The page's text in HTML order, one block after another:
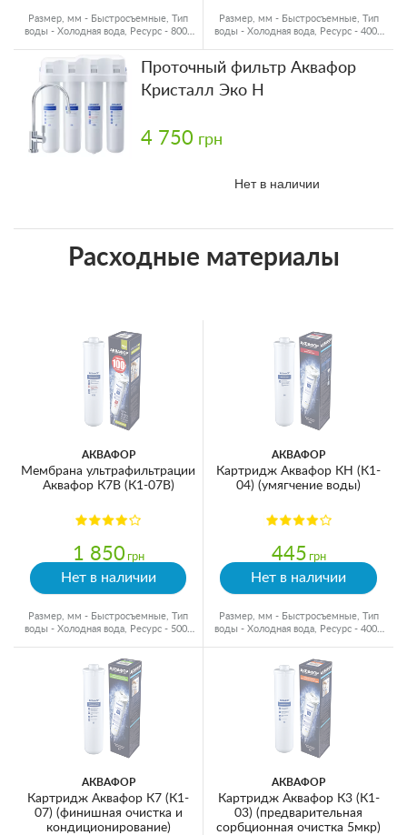
Размер, мм - Быстросъемные, Тип
воды - Холодная вода, Ресурс - 8000
Размер, мм - Быстросъемные, Тип
воды - Холодная вода, Ресурс - 4000
Проточный фильтр Аквафор
Кристалл Эко Н
4 750 грн
Нет в наличии
Расходные материалы
АКВАФОР
Мембрана ультрафильтрации
Аквафор К7В (К1-07В)
1 850 грн
Нет в наличии
Размер, мм - Быстросъемные, Тип
воды - Холодная вода, Ресурс - 5000
АКВАФОР
Картридж Аквафор КН (К1-
04) (умягчение воды)
445 грн
Нет в наличии
Размер, мм - Быстросъемные, Тип
воды - Холодная вода, Ресурс - 4000
АКВАФОР
Картридж Аквафор К7 (К1-
07) (финишная очистка и
кондиционирование)
АКВАФОР
Картридж Аквафор К3 (К1-
03) (предварительная
сорбционная очистка 5мкр)